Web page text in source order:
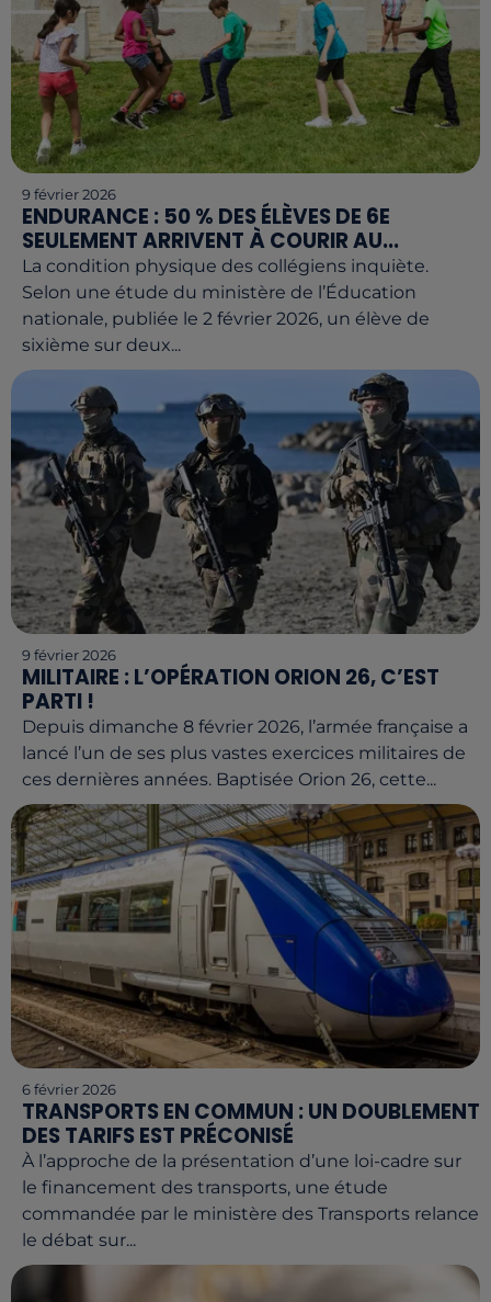
9 février 2026
ENDURANCE : 50 % DES ÉLÈVES DE 6E
SEULEMENT ARRIVENT À COURIR AU...
La condition physique des collégiens inquiète.
Selon une étude du ministère de l’Éducation
nationale, publiée le 2 février 2026, un élève de
sixième sur deux...
9 février 2026
MILITAIRE : L’OPÉRATION ORION 26, C’EST
PARTI !
Depuis dimanche 8 février 2026, l’armée française a
lancé l’un de ses plus vastes exercices militaires de
ces dernières années. Baptisée Orion 26, cette...
6 février 2026
TRANSPORTS EN COMMUN : UN DOUBLEMENT
DES TARIFS EST PRÉCONISÉ
À l’approche de la présentation d’une loi-cadre sur
le financement des transports, une étude
commandée par le ministère des Transports relance
le débat sur...